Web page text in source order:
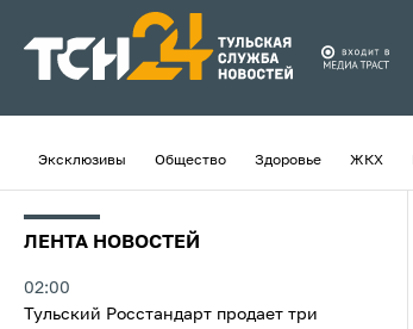
Эксклюзивы Общество Здоровье ЖКХ
ЛЕНТА НОВОСТЕЙ
02:00
Тульский Росстандарт продает три